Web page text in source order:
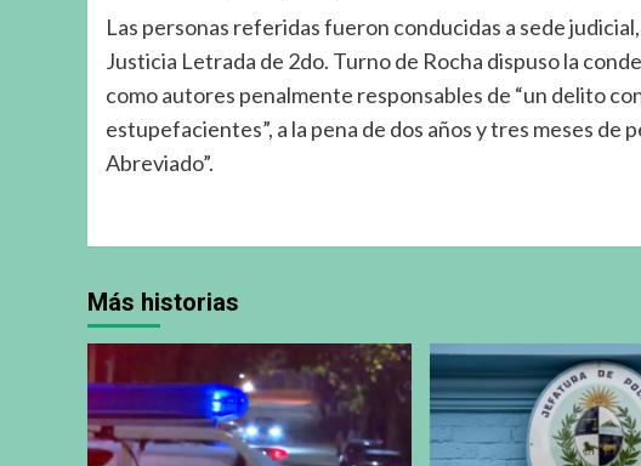
Las personas referidas fueron conducidas a sede
Justicia Letrada de 2do. Turno de Rocha dispuso la
como autores penalmente responsables de “un delito
estupefacientes”, a la pena de dos años y tres meses de
Abreviado”.
Más historias